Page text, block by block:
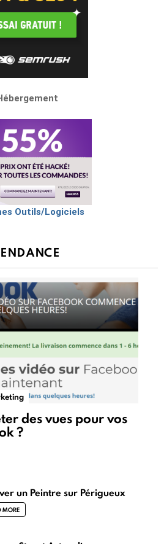
Outils/Logiciels
des vues pour vos
?
un Peintre sur Périgueux
MORE